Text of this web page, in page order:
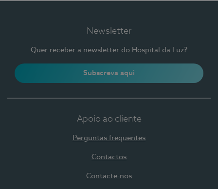
Newsletter
Quer receber a newsletter do Hospital da Luz?
Subscreva aqui
Apoio ao cliente
Perguntas frequentes
Contactos
Contacte-nos